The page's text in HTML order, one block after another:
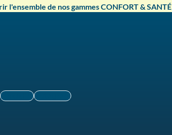
l'ensemble de nos gammes CONFORT & SANTÉ
Linkedin
Instagram